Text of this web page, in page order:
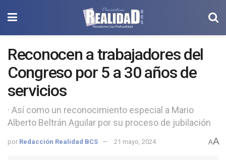
Reconocen a trabajadores del
Congreso por 5 a 30 años de
servicios
· Así como un reconocimiento especial a Mario
Alberto Beltrán Aguilar por su proceso de jubilación
por Redacción Realidad BCS 21 mayo, 2024 AA